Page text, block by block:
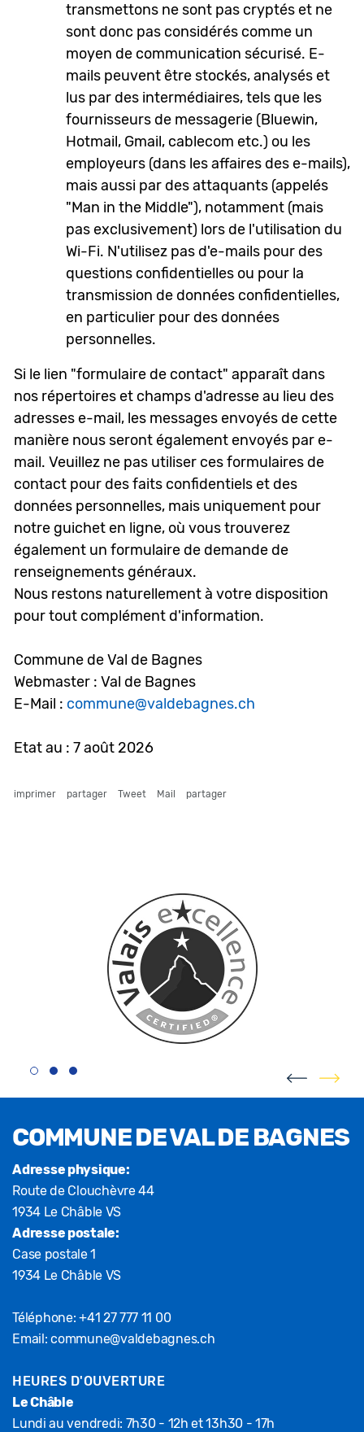
transmettons ne sont pas cryptés et ne
sont donc pas considérés comme un
moyen de communication sécurisé. E-
mails peuvent être stockés, analysés et
lus par des intermédiaires, tels que les
fournisseurs de messagerie (Bluewin,
Hotmail, Gmail, cablecom etc.) ou les
employeurs (dans les affaires des e-mails),
mais aussi par des attaquants (appelés
"Man in the Middle"), notamment (mais
pas exclusivement) lors de l'utilisation du
Wi-Fi. N'utilisez pas d'e-mails pour des
questions confidentielles ou pour la
transmission de données confidentielles,
en particulier pour des données
personnelles.
Si le lien "formulaire de contact" apparaît dans
nos répertoires et champs d'adresse au lieu des
adresses e-mail, les messages envoyés de cette
manière nous seront également envoyés par e-
mail. Veuillez ne pas utiliser ces formulaires de
contact pour des faits confidentiels et des
données personnelles, mais uniquement pour
notre guichet en ligne, où vous trouverez
également un formulaire de demande de
renseignements généraux.
Nous restons naturellement à votre disposition
pour tout complément d'information.
Commune de Val de Bagnes
Webmaster : Val de Bagnes
E-Mail : commune@valdebagnes.ch
Etat au : 7 août 2026
imprimer partager Tweet Mail partager
COMMUNE DE VAL DE BAGNES
Adresse physique:
Route de Clouchèvre 44
1934 Le Châble VS
Adresse postale:
Case postale 1
1934 Le Châble VS
Téléphone:+41 27 777 11 00
Email: commune@valdebagnes.ch
HEURES D'OUVERTURE
Le Châble
Lundi au vendredi: 7h30 - 12h et 13h30 - 17h